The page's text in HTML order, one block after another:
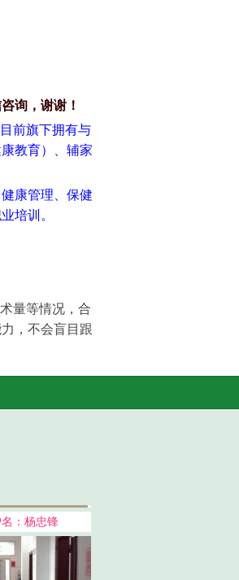
询，谢谢！
前旗下拥有与
教育）、辅家
康管理、保健
培训。
量等情况， 合
， 不会盲目跟
名：杨忠锋